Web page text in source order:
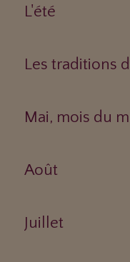
L'été
Les traditions
Mai, mois du
Août
Juillet